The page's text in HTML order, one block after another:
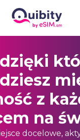
z
na
docelowe,